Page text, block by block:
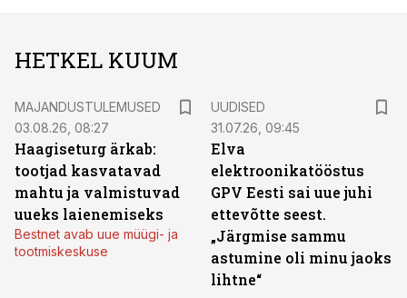
HETKEL KUUM
MAJANDUSTULEMUSED
03.08.26, 08:27
Haagiseturg ärkab:
tootjad kasvatavad
mahtu ja valmistuvad
uueks laienemiseks
Bestnet avab uue müügi- ja
tootmiskeskuse
UUDISED
31.07.26, 09:45
Elva
elektroonikatööstus
GPV Eesti sai uue juhi
ettevõtte seest.
„Järgmise sammu
astumine oli minu jaoks
lihtne“